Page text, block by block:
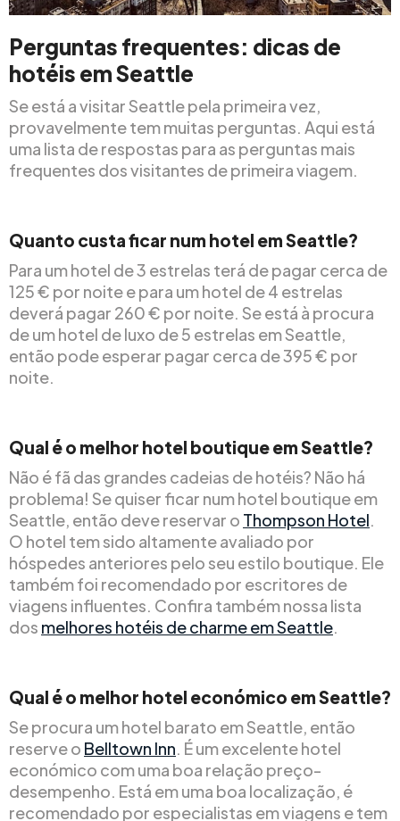
Perguntas frequentes: dicas de
hotéis em Seattle
Se está a visitar Seattle pela primeira vez,
provavelmente tem muitas perguntas. Aqui está
uma lista de respostas para as perguntas mais
frequentes dos visitantes de primeira viagem.
Quanto custa ficar num hotel em Seattle?
Para um hotel de 3 estrelas terá de pagar cerca de
125 € por noite e para um hotel de 4 estrelas
deverá pagar 260 € por noite. Se está à procura
de um hotel de luxo de 5 estrelas em Seattle,
então pode esperar pagar cerca de 395 € por
noite.
Qual é o melhor hotel boutique em Seattle?
Não é fã das grandes cadeias de hotéis? Não há
problema! Se quiser ficar num hotel boutique em
Seattle, então deve reservar o Thompson Hotel.
O hotel tem sido altamente avaliado por
hóspedes anteriores pelo seu estilo boutique. Ele
também foi recomendado por escritores de
viagens influentes. Confira também nossa lista
dos melhores hotéis de charme em Seattle.
Qual é o melhor hotel económico em Seattle?
Se procura um hotel barato em Seattle, então
reserve o Belltown Inn. É um excelente hotel
económico com uma boa relação preço-
desempenho. Está em uma boa localização, é
recomendado por especialistas em viagens e tem